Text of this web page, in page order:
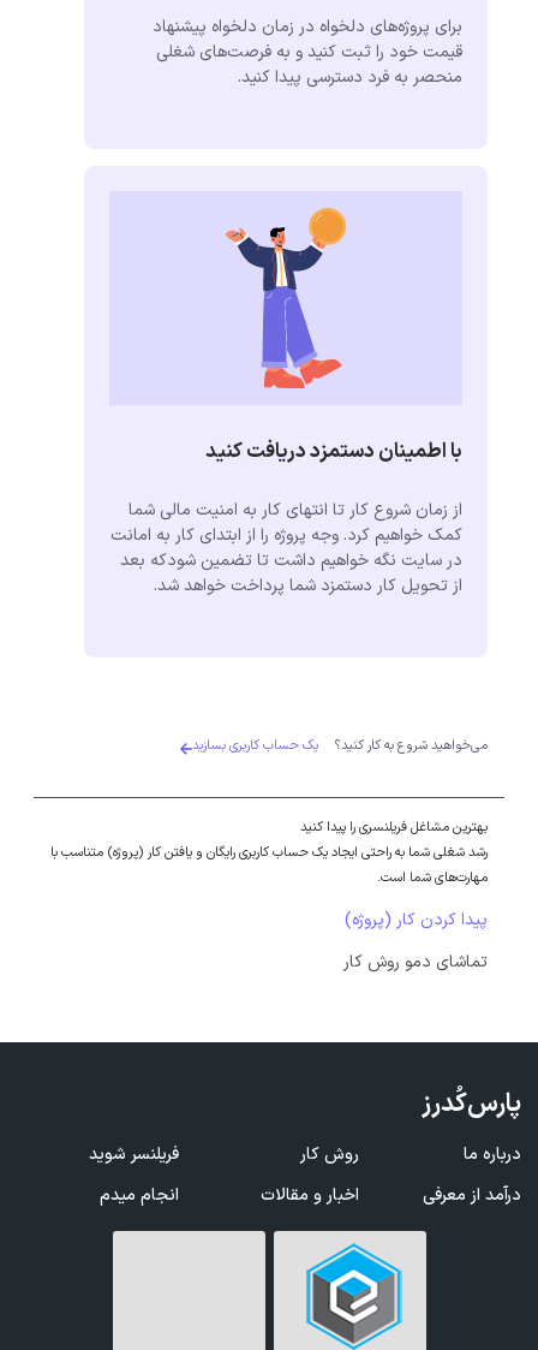
برای پروژه‌های دلخواه در زمان دلخواه پیشنهاد
قیمت خود را ثبت کنید و به فرصت‌های شغلی
منحصر به فرد دسترسی پیدا کنید.
با اطمینان دستمزد دریافت کنید
از زمان شروع کار تا انتهای کار به امنیت مالی شما
کمک خواهیم کرد. وجه پروژه را از ابتدای کار به امانت
در سایت نگه خواهیم داشت تا تضمین شودکه بعد
از تحویل کار دستمزد شما پرداخت خواهد شد.
می‌خواهید شروع به کار کنید؟ یک حساب کاربری بسازید
بهترین مشاغل فریلنسری را پیدا کنید
رشد شغلی شما به راحتی ایجاد یک حساب کاربری رایگان و یافتن کار (پروژه) متناسب با
مهارت‌های شما است.
پیدا کردن کار (پروژه)
تماشای دمو روش کار
پارس‌کُدرز
درباره ما روش کار
فریلنسر شوید
درآمد از معرفی
اخبار و مقالات انجام میدم